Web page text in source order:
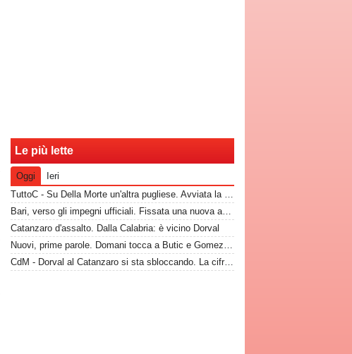
Le più lette
Oggi
Ieri
TuttoC - Su Della Morte un'altra pugliese. Avviata la trattativa
Bari, verso gli impegni ufficiali. Fissata una nuova amichevole
Catanzaro d'assalto. Dalla Calabria: è vicino Dorval
Nuovi, prime parole. Domani tocca a Butic e Gomez in conferenza
CdM - Dorval al Catanzaro si sta sbloccando. La cifra che il Bari incasserebbe